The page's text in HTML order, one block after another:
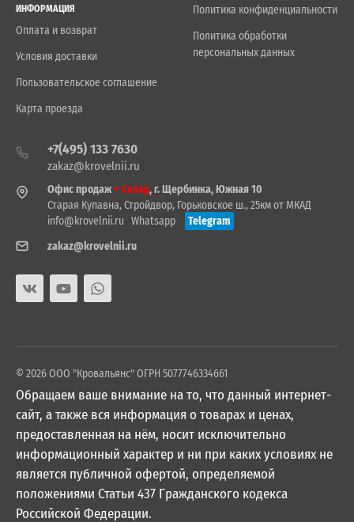
ИНФОРМАЦИЯ
Оплата и возврат
Условия доставки
Пользовательское соглашение
Карта проезда
Политика конфиденциальности
Политика обработки
персональных данных
+7(495) 133 7630
zakaz@krovelnii.ru
Офис продаж+ Склад, г. Щербинка, Южная 10
Старая Купавна, Стройдвор, Горьковское ш., 25км от МКАД
info@krovelnii.ru Whatsapp
Telegram
zakaz@krovelnii.ru
© 2026 ООО "Кровальянс" ОГРН 5077746334661
Обращаем ваше внимание на то, что данный интернет-
сайт, а также вся информация о товарах и ценах,
предоставленная на нём, носит исключительно
информационный характер и ни при каких условиях не
является публичной офертой, определяемой
положениями Статьи 437 Гражданского кодекса
Российской Федерации.